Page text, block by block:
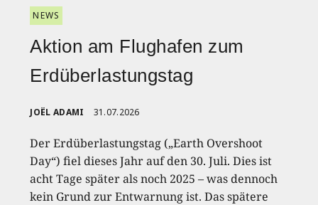
NEWS
Aktion am Flughafen zum
Erdüberlastungstag
JOËL ADAMI 31.07.2026
Der Erdüberlastungstag („Earth Overshoot
Day“) fiel dieses Jahr auf den 30. Juli. Dies ist
acht Tage später als noch 2025 – was dennoch
kein Grund zur Entwarnung ist. Das spätere